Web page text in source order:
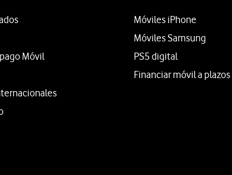
Móvil
Móviles iPhone
Móviles Samsung
PS5 digital
Financiar móvil a plazos